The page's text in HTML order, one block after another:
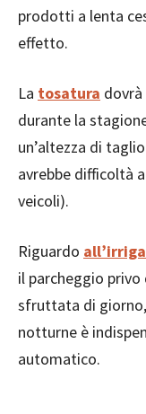
prodotti a lenta
effetto.
La tosatura
durante la
un’altezza di
avrebbe difficoltà
veicoli).
Riguardo
il parcheggio privo
sfruttata di
notturne è
automatico.